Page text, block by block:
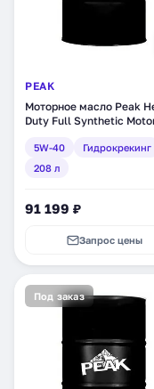
PEAK
Моторное масло Peak
Duty Full Synthetic
гидрокрекинг, 208 л
(7020051)
5W-40
Гидрокрекинг
208 л
91 199 ₽
Запрос цены
Под заказ